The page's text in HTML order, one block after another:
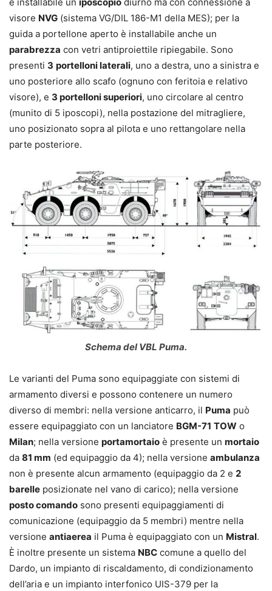
visore NVG (sistema VG/DIL 186-M1 della MES); per la
guida a portellone aperto è installabile anche un
parabrezza con vetri antiproiettile ripiegabile. Sono
presenti 3 portelloni laterali, uno a destra, uno a sinistra e
uno posteriore allo scafo (ognuno con feritoia e relativo
visore), e 3 portelloni superiori, uno circolare al centro
(munito di 5 iposcopi), nella postazione del mitragliere,
uno posizionato sopra al pilota e uno rettangolare nella
parte posteriore.
Schema del VBL Puma.
Le varianti del Puma sono equipaggiate con sistemi di
armamento diversi e possono contenere un numero
diverso di membri: nella versione anticarro, il Puma può
essere equipaggiato con un lanciatore BGM-71 TOW o
Milan; nella versione portamortaio è presente un mortaio
da 81 mm (ed equipaggio da 4); nella versione ambulanza
non è presente alcun armamento (equipaggio da 2 e 2
barelle posizionate nel vano di carico); nella versione
posto comando sono presenti equipaggiamenti di
comunicazione (equipaggio da 5 membri) mentre nella
versione antiaerea il Puma è equipaggiato con un Mistral.
È inoltre presente un sistema NBC comune a quello del
Dardo, un impianto di riscaldamento, di condizionamento
dell’aria e un impianto interfonico UIS-379 per la